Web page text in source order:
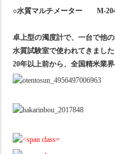
○水質マルチメーター M-
卓上型の濁度計で、一台で他の
水質試験室で使われてきました
20年以上前から、全国精米業界